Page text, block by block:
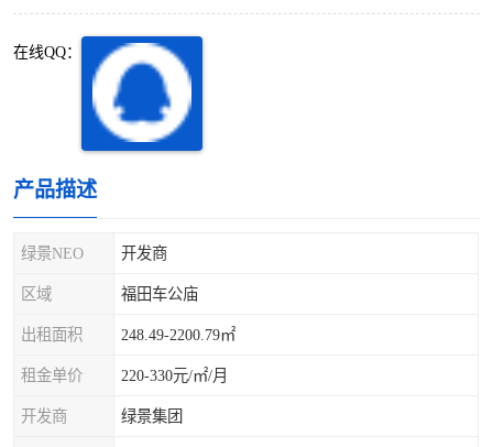
在线QQ：
产品描述
绿景NEO 开发商
区域 福田车公庙
出租面积 248.49-2200.79㎡
租金单价 220-330元/㎡/月
开发商 绿景集团
深圳超级总部基地 后海
龙岗区
光明区
龙华观澜